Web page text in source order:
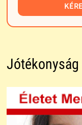
Jótékonyság